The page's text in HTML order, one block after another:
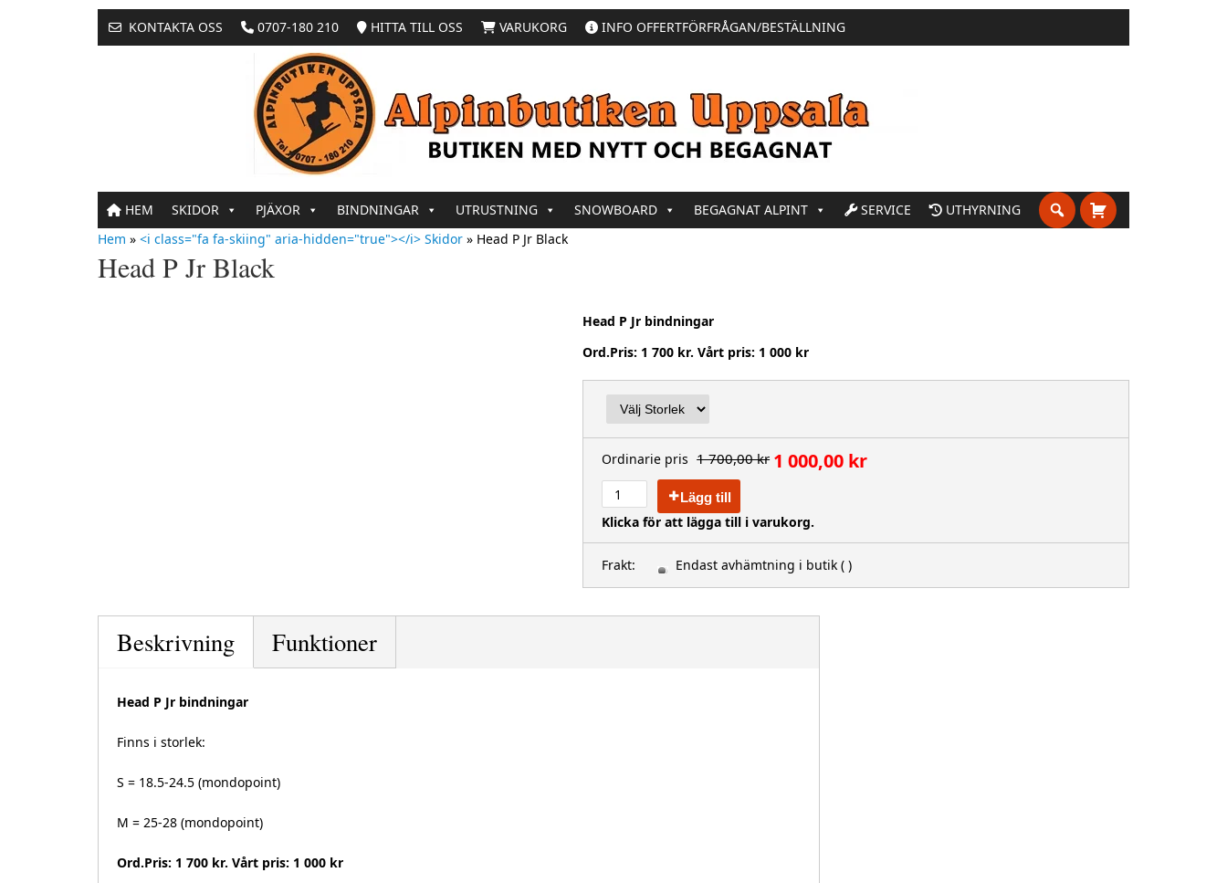
KONTAKTA OSS 0707-180 210 HITTA TILL OSS VARUKORG INFO OFFERTFÖRFRÅGAN/BESTÄLLNING
HEM SKIDOR PJÄXOR BINDNINGAR UTRUSTNING SNOWBOARD BEGAGNAT ALPINT SERVICE
UTHYRNING
Hem » <i class="fa fa-skiing" aria-hidden="true"></i> Skidor » Head P Jr Black
Head P Jr Black
Head P Jr bindningar
Ord.Pris: 1 700 kr. Vårt pris: 1 000 kr
Ordinarie pris 1 700,00 kr 1 000,00 kr
Lägg till
Klicka för att lägga till i varukorg.
Frakt: Endast avhämtning i butik ( )
Beskrivning Funktioner
Head P Jr bindningar
Finns i storlek:
S = 18.5-24.5 (mondopoint)
M = 25-28 (mondopoint)
Ord.Pris: 1 700 kr. Vårt pris: 1 000 kr